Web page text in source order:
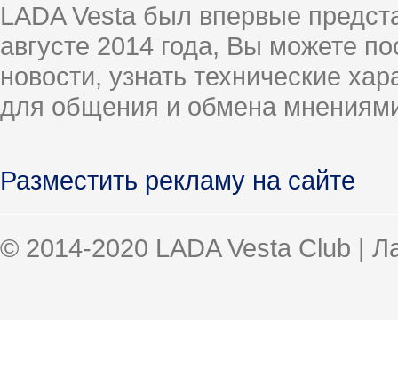
LADA Vesta был впервые
августе 2014 года, Вы можете
новости, узнать технические
для общения и обмена
Разместить рекламу на сайте
© 2014-2020 LADA Vesta Club |